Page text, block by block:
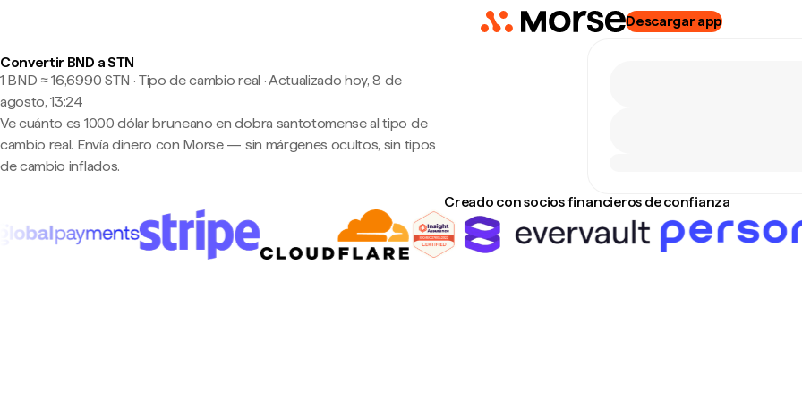
Descargar app
Convertir BND a STN
1 BND ≈ 16,6990 STN · Tipo de cambio real ·Actualizado hoy, 8 de
agosto, 13:24
Ve cuánto es 1000 dólar bruneano en dobra santotomense al tipo de
cambio real. Envía dinero con Morse — sin márgenes ocultos, sin tipos
de cambio inflados.
Creado con socios financieros de confianza